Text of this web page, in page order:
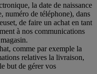
la date de naissance
numéro de téléphone), dans
de faire un achat en tant
à nos communications
comme par exemple la
relatives la livraison,
but de gérer vos